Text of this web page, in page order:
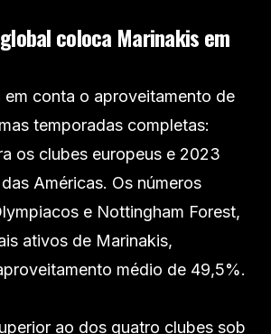
coloca Marinakis em
em conta o aproveitamento de
temporadas completas:
os clubes europeus e 2023
Américas. Os números
e Nottingham Forest,
ativos de Marinakis,
médio de 49,5%.
ao dos quatro clubes sob